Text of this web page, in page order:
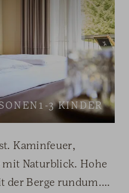
1-3KINDER
Kaminfeuer,
mit Naturblick. Hohe
der Berge rundum.